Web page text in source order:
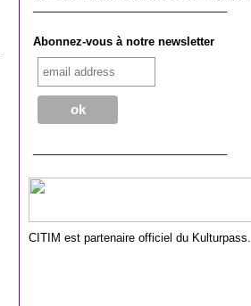
Abonnez-vous à notre newsletter
CITIM est partenaire officiel du Kulturpass.